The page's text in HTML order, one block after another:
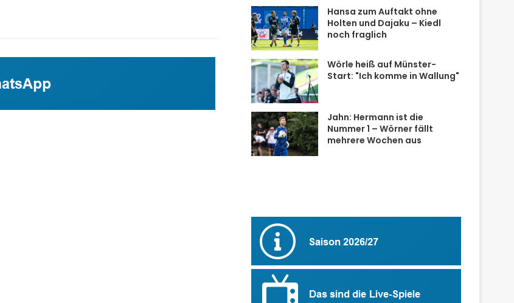
Hansa zum Auftakt ohne
Holten und Dajaku – Kiedl
noch fraglich
Wörle heiß auf Münster-
Start: "Ich komme in Wallung"
Jahn: Hermann ist die
Nummer 1 – Wörner fällt
mehrere Wochen aus